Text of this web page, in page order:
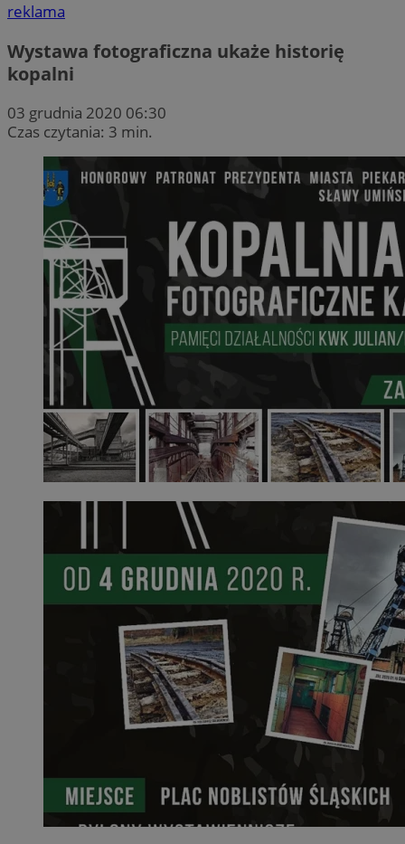
reklama
Wystawa fotograficzna ukaże historię
kopalni
03 grudnia 2020 06:30
Czas czytania: 3 min.